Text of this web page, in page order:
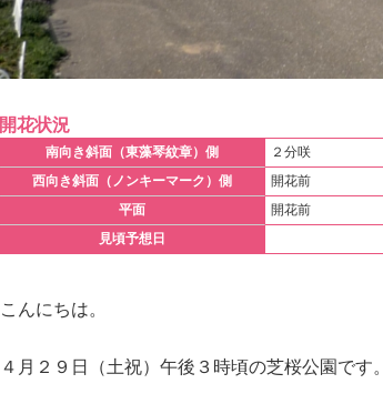
開花状況
南向き斜面（東藻琴紋章）側
２分咲
西向き斜面（ノンキーマーク）側
開花前
平面
開花前
見頃予想日
こんにちは。
４月２９日（土祝）午後３時頃の芝桜公園です。